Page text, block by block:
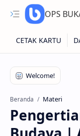
OPS
Kartu NUPTK
Kartu NRG
Kartu NISN
Beranda Materi